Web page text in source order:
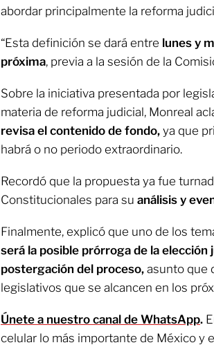
abordar principalmente la reforma
“Esta definición se dará entre lunes y
próxima, previa a la sesión de la
Sobre la iniciativa presentada por
materia de reforma judicial, Monreal
revisa el contenido de fondo, ya que
habrá o no periodo extraordinario.
Recordó que la propuesta ya fue
Constitucionales para su análisis y
Finalmente, explicó que uno de los
será la posible prórroga de la elección
postergación del proceso, asunto que
legislativos que se alcancen en los
Únete a nuestro canal de WhatsApp.
celular lo más importante de México y